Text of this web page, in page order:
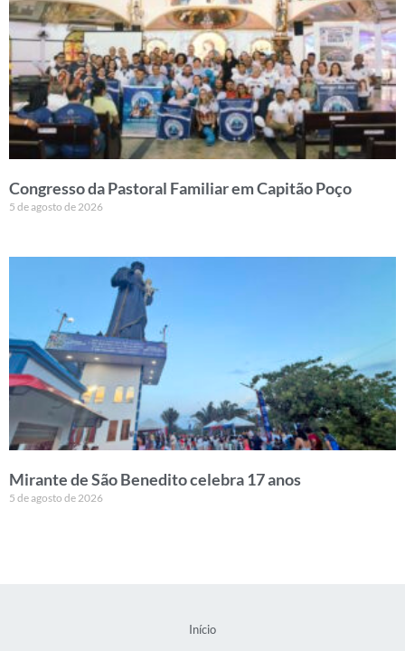
Congresso da Pastoral Familiar em Capitão Poço
5 de agosto de 2026
Mirante de São Benedito celebra 17 anos
5 de agosto de 2026
Início